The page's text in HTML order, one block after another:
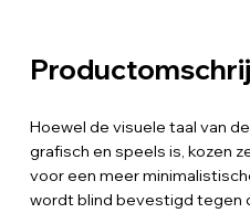
Hoewel de visuele taal van
grafisch en speels is, kozen
voor een meer
wordt blind bevestigd tegen